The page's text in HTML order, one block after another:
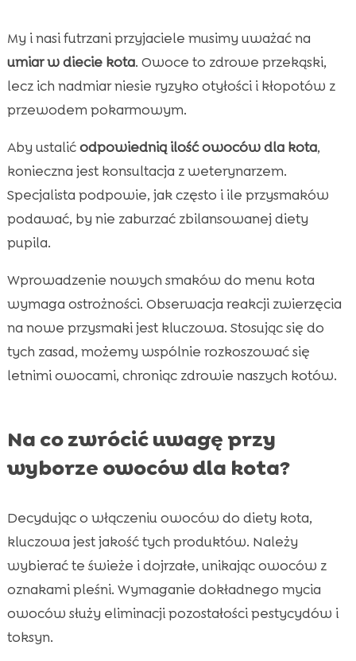
My i nasi futrzani przyjaciele musimy uważać na
umiar w diecie kota. Owoce to zdrowe przekąski,
lecz ich nadmiar niesie ryzyko otyłości i kłopotów z
przewodem pokarmowym.
Aby ustalićodpowiednią ilość owoców dla kota,
konieczna jest konsultacja z weterynarzem.
Specjalista podpowie, jak często i ile przysmaków
podawać, by nie zaburzać zbilansowanej diety
pupila.
Wprowadzenie nowych smaków do menu kota
wymaga ostrożności. Obserwacja reakcji zwierzęcia
na nowe przysmaki jest kluczowa. Stosując się do
tych zasad, możemy wspólnie rozkoszować się
letnimi owocami, chroniąc zdrowie naszych kotów.
Na co zwrócić uwagę przy
wyborze owoców dla kota?
Decydując o włączeniu owoców do diety kota,
kluczowa jest jakość tych produktów. Należy
wybierać te świeże i dojrzałe, unikając owoców z
oznakami pleśni. Wymaganie dokładnego mycia
owoców służy eliminacji pozostałości pestycydów i
toksyn.